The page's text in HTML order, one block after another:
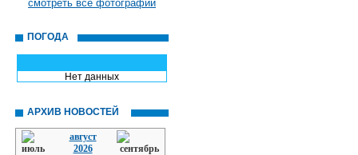
смотреть все фотографии
ПОГОДА
Нет данных
АРХИВ НОВОСТЕЙ
август
2026